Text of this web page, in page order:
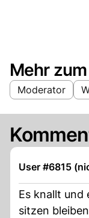
Mehr
Moderator
User #6815
Es knallt und
sitzen